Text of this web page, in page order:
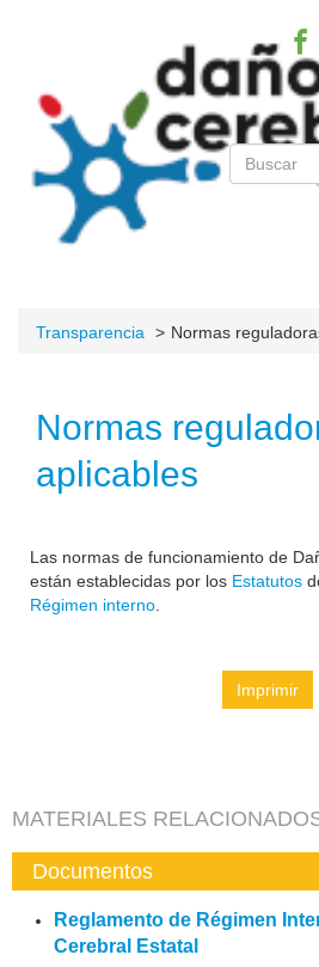
Transparencia Normas
Normas
aplicables
Las normas de funcionamiento de
están establecidas por los Estatutos
Régimen interno
Imprimir
MATERIALES
Documentos
Reglamento de Régimen
Cerebral Estatal